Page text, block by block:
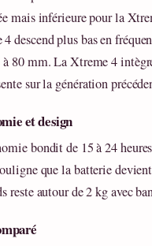
mais inférieure pour la
descend plus bas en
à 80 mm. La Xtreme 4
sur la génération
et design
bondit de 15 à 24
que la batterie
reste autour de 2 kg avec